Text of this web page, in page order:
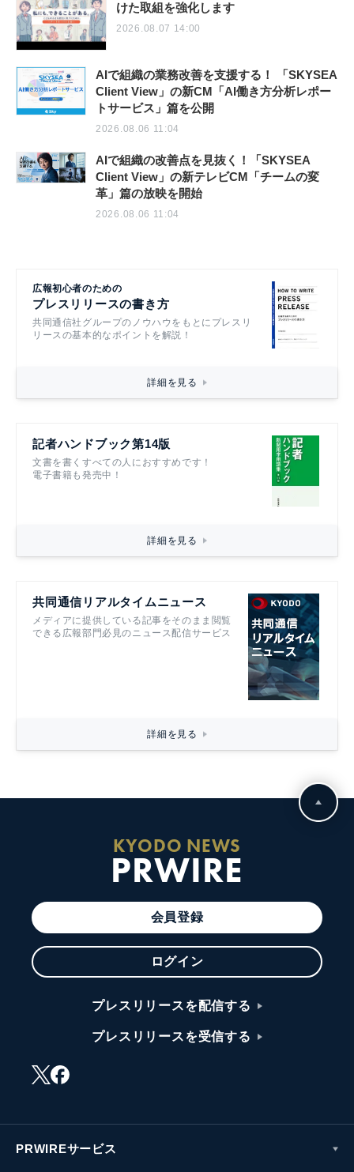
けた取組を強化します
2026.08.07 14:00
AIで組織の業務改善を支援する！ 「SKYSEA
Client View」の新CM「AI働き方分析レポー
トサービス」篇を公開
2026.08.06 11:04
AIで組織の改善点を見抜く！「SKYSEA
Client View」の新テレビCM「チームの変
革」篇の放映を開始
2026.08.06 11:04
広報初心者のための
プレスリリースの書き方
共同通信社グループのノウハウをもとにプレスリ
リースの基本的なポイントを解説！
詳細を見る
記者ハンドブック第14版
文書を書くすべての人におすすめです！
電子書籍も発売中！
詳細を見る
共同通信リアルタイムニュース
メディアに提供している記事をそのまま閲覧
できる広報部門必見のニュース配信サービス
詳細を見る
KYODO NEWS
PRWIRE
会員登録
ログイン
プレスリリースを配信する
プレスリリースを受信する
PRWIREサービス